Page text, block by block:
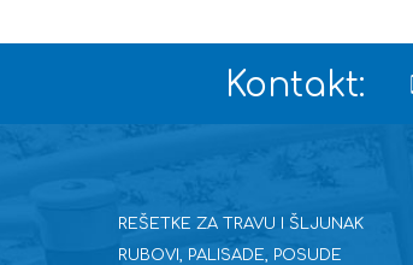
Kontakt:
REŠETKE ZA TRAVU I ŠLJUNAK
RUBOVI, PALISADE, POSUDE